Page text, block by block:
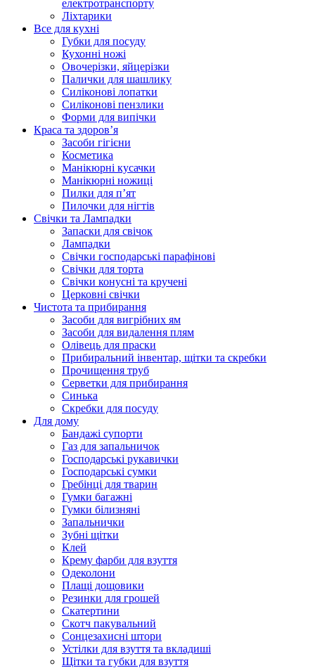
електротранспорту
Ліхтарики
Все для кухні
Губки для посуду
Кухонні ножі
Овочерізки, яйцерізки
Палички для шашлику
Силіконові лопатки
Силіконові пензлики
Форми для випічки
Краса та здоров’я
Засоби гігієни
Косметика
Манікюрні кусачки
Манікюрні ножиці
Пилки для п’ят
Пилочки для нігтів
Свічки та Лампадки
Запаски для свічок
Лампадки
Свічки господарські парафінові
Свічки для торта
Свічки конусні та кручені
Церковні свічки
Чистота та прибирання
Засоби для вигрібних ям
Засоби для видалення плям
Олівець для праски
Прибиральний інвентар, щітки та скребки
Прочищення труб
Серветки для прибирання
Синька
Скребки для посуду
Для дому
Бандажі супорти
Газ для запальничок
Господарські рукавички
Господарські сумки
Гребінці для тварин
Гумки багажні
Гумки білизняні
Запальнички
Зубні щітки
Клей
Крему фарби для взуття
Одеколони
Плащі дощовики
Резинки для грошей
Скатертини
Скотч пакувальний
Сонцезахисні штори
Устілки для взуття та вкладиші
Щітки та губки для взуття